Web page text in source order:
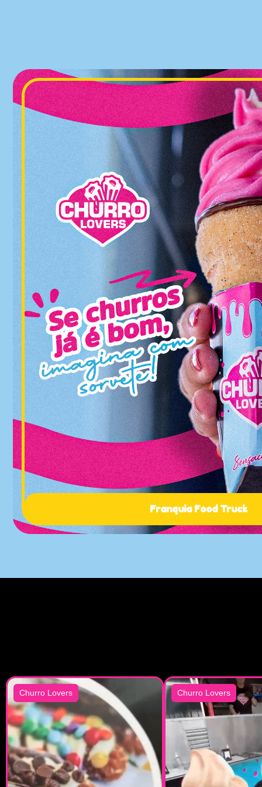
Franquia Food Truck
Churro Lovers Churro Lovers